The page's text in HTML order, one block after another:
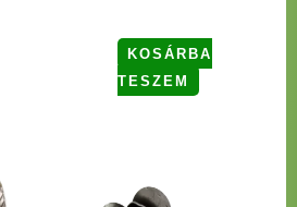
KOSÁRBA
TESZEM